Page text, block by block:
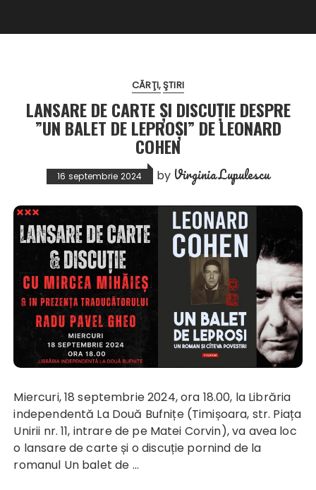
CĂRŢI ŞTIRI
LANSARE DE CARTE ȘI DISCUȚIE DESPRE
”UN BALET DE LEPROȘI” DE LEONARD
COHEN
16 septembrie 2024 by Virginia Lupulescu
Miercuri, 18 septembrie 2024, ora 18.00, la Librăria
independentă La Două Bufnițe (Timișoara, str. Piața
Unirii nr. 11, intrare de pe Matei Corvin), va avea loc
o lansare de carte și o discuție pornind de la
romanul Un balet de …